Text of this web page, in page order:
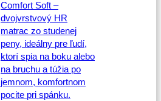
Comfort Soft –
dvojvrstvový HR
matrac zo studenej
peny, ideálny pre ľudí,
ktorí spia na boku alebo
na bruchu a túžia po
jemnom, komfortnom
pocite pri spánku.